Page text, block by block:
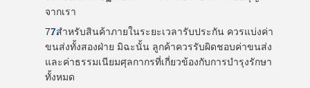
จากเรา
สำหรับสินค้าภายในระยะเวลารับประกัน ควรแบ่งค่า
ขนส่งทั้งสองฝ่าย มิฉะนั้น ลูกค้าควรรับผิดชอบค่าขนส่ง
และค่าธรรมเนียมศุลกากรที่เกี่ยวข้องกับการบำรุงรักษา
ทั้งหมด